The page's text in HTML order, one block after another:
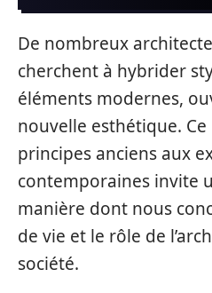
De nombreux
cherchent à hybrider
éléments modernes,
nouvelle esthétique. Ce
principes anciens aux
contemporaines invite
manière dont nous
de vie et le rôle de
société.